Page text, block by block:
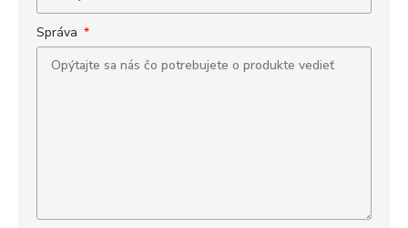
Správa